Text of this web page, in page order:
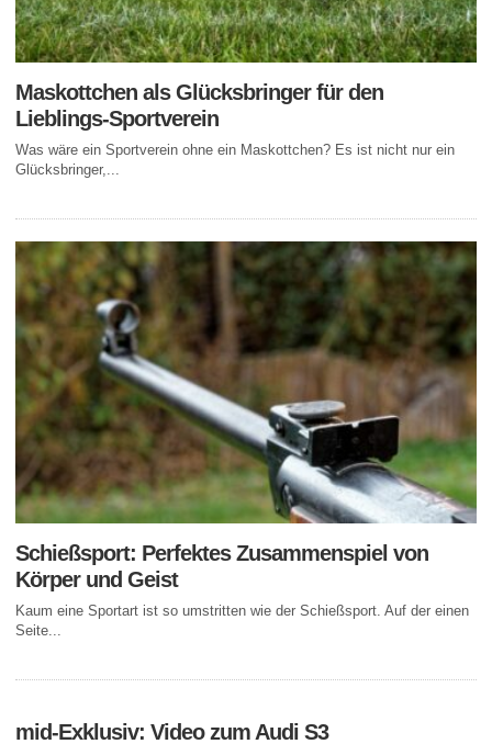
Maskottchen als Glücksbringer für den
Lieblings-Sportverein
Was wäre ein Sportverein ohne ein Maskottchen? Es ist nicht nur ein
Glücksbringer,...
Schießsport: Perfektes Zusammenspiel von
Körper und Geist
Kaum eine Sportart ist so umstritten wie der Schießsport. Auf der einen
Seite...
mid-Exklusiv: Video zum Audi S3